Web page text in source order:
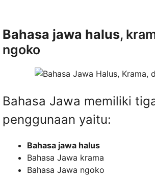
Bahasa jawa halus,
ngoko
Bahasa Jawa memiliki
penggunaan yaitu:
Bahasa jawa halus
Bahasa Jawa krama
Bahasa Jawa ngoko